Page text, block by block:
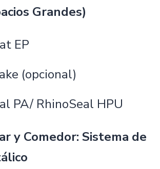
Grandes)
EP
(opcional)
PA/ RhinoSeal HPU
y Comedor: Sistema de